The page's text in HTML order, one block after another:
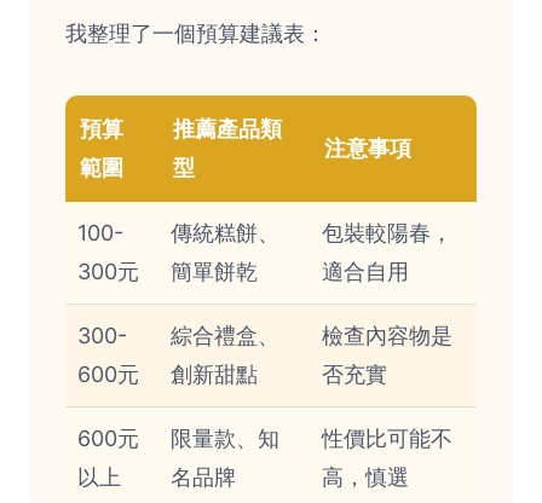
我整理了一個預算建議表：
預算
範圍
推薦產品類
型
注意事項
100-
300元
傳統糕餅、
簡單餅乾
包裝較陽春，
適合自用
300-
600元
綜合禮盒、
創新甜點
檢查內容物是
否充實
600元
以上
限量款、知
名品牌
性價比可能不
高，慎選